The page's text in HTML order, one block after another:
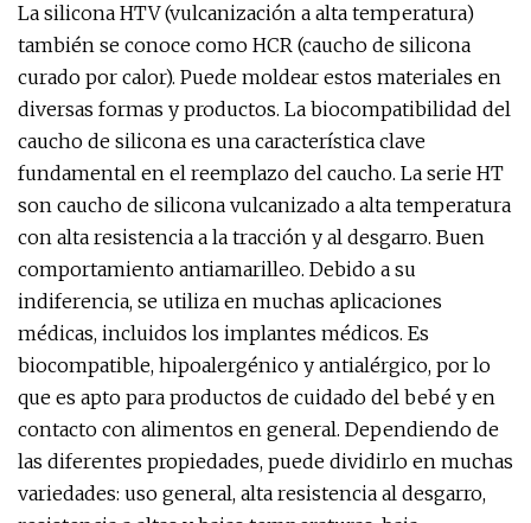
La silicona HTV (vulcanización a alta temperatura)
también se conoce como HCR (caucho de silicona
curado por calor). Puede moldear estos materiales en
diversas formas y productos. La biocompatibilidad del
caucho de silicona es una característica clave
fundamental en el reemplazo del caucho. La serie HT
son caucho de silicona vulcanizado a alta temperatura
con alta resistencia a la tracción y al desgarro. Buen
comportamiento antiamarilleo. Debido a su
indiferencia, se utiliza en muchas aplicaciones
médicas, incluidos los implantes médicos. Es
biocompatible, hipoalergénico y antialérgico, por lo
que es apto para productos de cuidado del bebé y en
contacto con alimentos en general. Dependiendo de
las diferentes propiedades, puede dividirlo en muchas
variedades: uso general, alta resistencia al desgarro,